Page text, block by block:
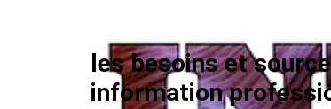
les besoins et
information